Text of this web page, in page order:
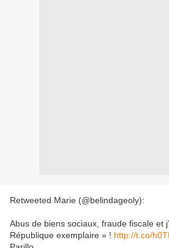
Retweeted Marie (@belindageoly):
Abus de biens sociaux, fraude fiscale et
République exemplaire » ! http://t.co/